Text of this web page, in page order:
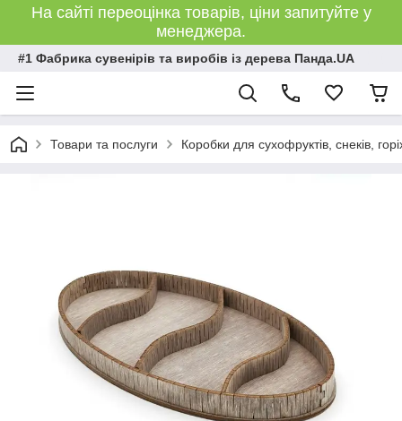
На сайті переоцінка товарів, ціни запитуйте у
менеджера.
#1 Фабрика сувенірів та виробів із дерева Панда.UA
Товари та послуги Коробки для сухофруктів, снеків,